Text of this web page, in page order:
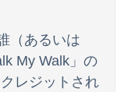
（あるいは
My Walk」の
レジットされ